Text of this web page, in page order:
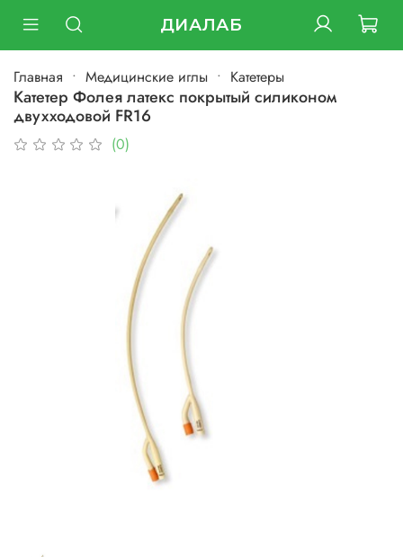
ДИАЛАБ
Главная Медицинские иглы Катетеры
Катетер Фолея латекс покрытый силиконом
двухходовой FR16
(0)